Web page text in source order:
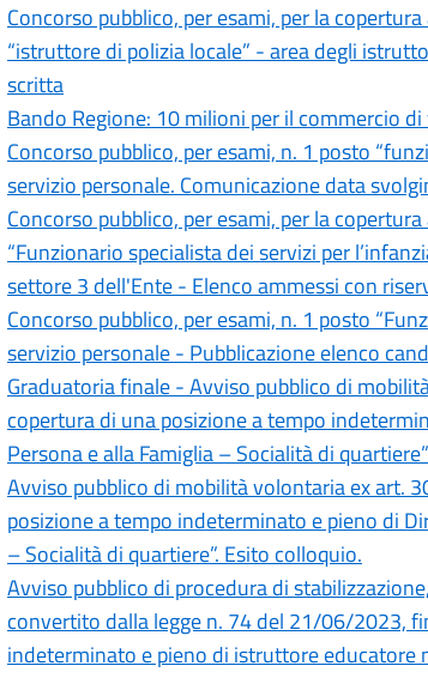
Concorso pubblico, per esami, per la
“istruttore di polizia locale” - area degli
scritta
Bando Regione: 10 milioni per il commercio
Concorso pubblico, per esami, n. 1 posto
servizio personale. Comunicazione data
Concorso pubblico, per esami, per la
“Funzionario specialista dei servizi per
settore 3 dell'Ente - Elenco ammessi con
Concorso pubblico, per esami, n. 1 posto
servizio personale - Pubblicazione elenco
Graduatoria finale - Avviso pubblico di
copertura di una posizione a tempo
Persona e alla Famiglia – Socialità di quartiere”
Avviso pubblico di mobilità volontaria ex art.
posizione a tempo indeterminato e pieno di
– Socialità di quartiere”. Esito colloquio.
Avviso pubblico di procedura di
convertito dalla legge n. 74 del 21/06/2023,
indeterminato e pieno di istruttore educatore